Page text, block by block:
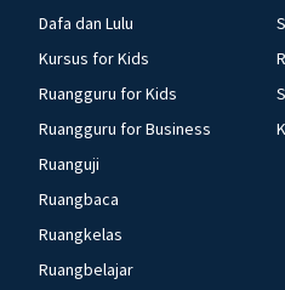
Dafa dan Lulu
Kursus for Kids
Ruangguru for Kids
Ruangguru for Business
Ruanguji
Ruangbaca
Ruangkelas
Ruangbelajar